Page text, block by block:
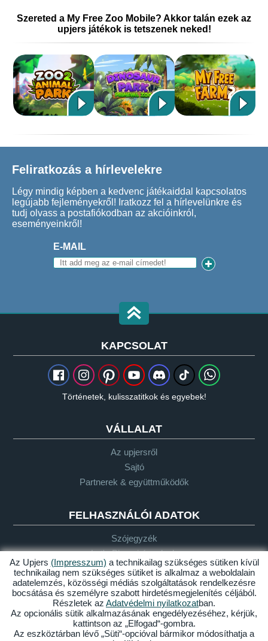
Szereted a My Free Zoo Mobile? Akkor talán ezek az
upjers játékok is tetszenek neked!
Feliratkozás a hírlevelekre
Légy mindig képben a kedvenc játékaiddal kapcsolatos
legújabb fejleményekről! Iratkozz fel a hírlevelünkre és
tudj olvass a postafiókodban az akcióinkról,
eseményeinkről!
E-MAIL
KAPCSOLAT
Történetek, kulisszatitkok és egyebek!
VÁLLALAT
Az upjersről
Sajtó
Partnerek & együttműködők
FELHASZNÁLÓI ADATOK
Szójegyzék
Let's Plays-irányelvek
Támogatás
Impresszum Adatvédelem ÁSZF Akadálymentesség
Sütik kezelése
Az Upjers (Impresszum) a technikailag szükséges sütiken kívül
technikailag nem szükséges sütiket is alkalmaz a weboldalain
adatelemzés, közösségi médiás szolgáltatások rendelkezésre
bocsátása és személyre szabott hirdetésmegjelenítés céljából.
Részletek az Adatvédelmi nyilatkozatban.
Az opcionális sütik alkalmazásának engedélyezéséhez, kérjük,
kattintson az „Elfogad“-gombra.
Az eszköztárban lévő „Süti“-opcióval bármikor módosíthatja a